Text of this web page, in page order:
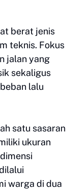
berat jenis
teknis. Fokus
jalan yang
sekaligus
lalu
satu sasaran
ukuran
warga di dua